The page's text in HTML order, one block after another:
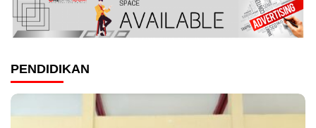
PENDIDIKAN